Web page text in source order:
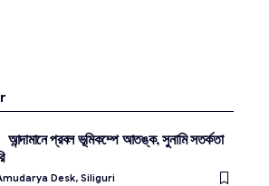
আন্দামানে প্রবল ভূমিকম্পে আতঙ্ক, সুনামি সতর্কতা
Desk, Siliguri